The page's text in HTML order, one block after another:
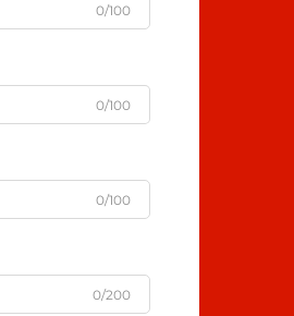
0/100
0/100
0/100
0/200